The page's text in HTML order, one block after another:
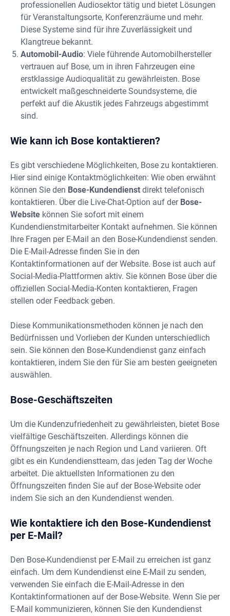
professionellen Audiosektor tätig und bietet Lösungen
für Veranstaltungsorte, Konferenzräume und mehr.
Diese Systeme sind für ihre Zuverlässigkeit und
Klangtreue bekannt.
Automobil-Audio: Viele führende Automobilhersteller
vertrauen auf Bose, um in ihren Fahrzeugen eine
erstklassige Audioqualität zu gewährleisten. Bose
entwickelt maßgeschneiderte Soundsysteme, die
perfekt auf die Akustik jedes Fahrzeugs abgestimmt
sind.
Wie kann ich Bose kontaktieren?
Es gibt verschiedene Möglichkeiten, Bose zu kontaktieren.
Hier sind einige Kontaktmöglichkeiten: Wie oben erwähnt
können Sie den Bose-Kundendienst direkt telefonisch
kontaktieren. Über die Live-Chat-Option auf der Bose-
Website können Sie sofort mit einem
Kundendienstmitarbeiter Kontakt aufnehmen. Sie können
Ihre Fragen per E-Mail an den Bose-Kundendienst senden.
Die E-Mail-Adresse finden Sie in den
Kontaktinformationen auf der Website. Bose ist auch auf
Social-Media-Plattformen aktiv. Sie können Bose über die
offiziellen Social-Media-Konten kontaktieren, Fragen
stellen oder Feedback geben.
Diese Kommunikationsmethoden können je nach den
Bedürfnissen und Vorlieben der Kunden unterschiedlich
sein. Sie können den Bose-Kundendienst ganz einfach
kontaktieren, indem Sie den für Sie am besten geeigneten
auswählen.
Bose-Geschäftszeiten
Um die Kundenzufriedenheit zu gewährleisten, bietet Bose
vielfältige Geschäftszeiten. Allerdings können die
Öffnungszeiten je nach Region und Land variieren. Oft
gibt es ein Kundendienstteam, das jeden Tag der Woche
arbeitet. Die aktuellsten Informationen zu den
Öffnungszeiten finden Sie auf der Bose-Website oder
indem Sie sich an den Kundendienst wenden.
Wie kontaktiere ich den Bose-Kundendienst
per E-Mail?
Den Bose-Kundendienst per E-Mail zu erreichen ist ganz
einfach. Um dem Kundendienst eine E-Mail zu senden,
verwenden Sie einfach die E-Mail-Adresse in den
Kontaktinformationen auf der Bose-Website. Wenn Sie per
E-Mail kommunizieren, können Sie den Kundendienst